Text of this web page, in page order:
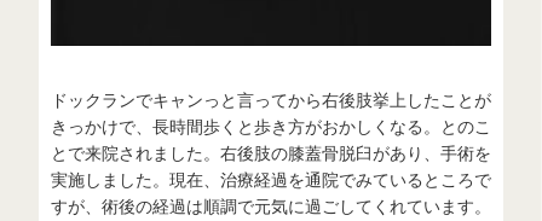
ドックランでキャンっと言ってから右後肢挙上したことが
きっかけで、長時間歩くと歩き方がおかしくなる。とのこ
とで来院されました。右後肢の膝蓋骨脱臼があり、手術を
実施しました。現在、治療経過を通院でみているところで
すが、術後の経過は順調で元気に過ごしてくれています。